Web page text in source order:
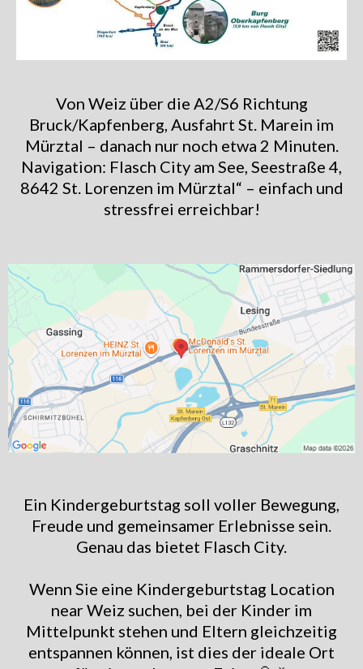
Von Weiz über die A2/S6 Richtung
Bruck/Kapfenberg, Ausfahrt St. Marein im
Mürztal – danach nur noch etwa 2 Minuten.
Navigation: Flasch City am See, Seestraße 4,
8642 St. Lorenzen im Mürztal“ – einfach und
stressfrei erreichbar!
Ein Kindergeburtstag soll voller Bewegung,
Freude und gemeinsamer Erlebnisse sein.
Genau das bietet Flasch City.
Wenn Sie eine Kindergeburtstag Location
near Weiz suchen, bei der Kinder im
Mittelpunkt stehen und Eltern gleichzeitig
entspannen können, ist dies der ideale Ort